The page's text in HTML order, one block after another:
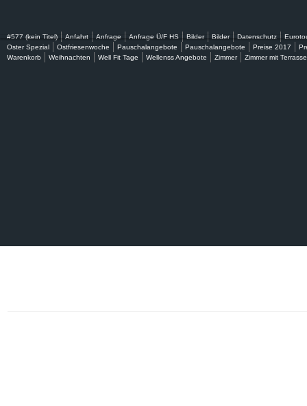
#577 (kein Titel) Anfahrt Anfrage Anfrage Ü/F HS Bilder Bilder Datenschutz
Oster Spezial
Ostfriesenwoche Pauschalangebote Pauschalangebote Preise 2017
Warenkorb
Weihnachten Well Fit Tage Wellenss Angebote Zimmer Zimmer mit Terrasse